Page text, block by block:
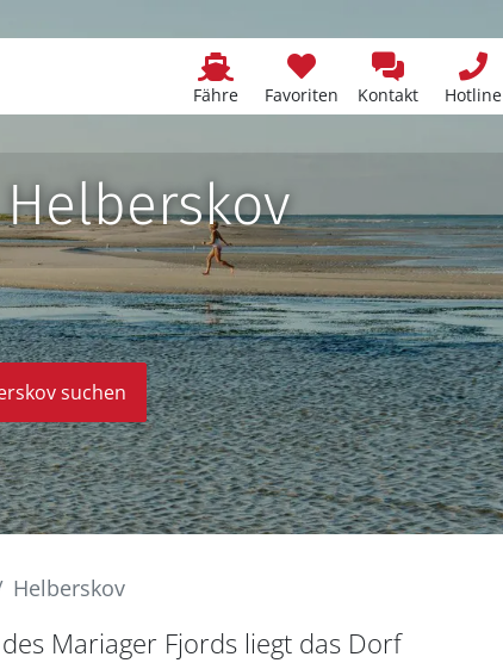
Fähre Favoriten Kontakt Hotline
suchen
Helberskov
Mariager Fjords liegt das Dorf